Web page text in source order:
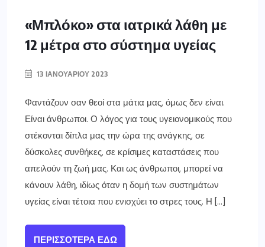
«Μπλόκο» στα ιατρικά λάθη με
12 μέτρα στο σύστημα υγείας
13 ΙΑΝΟΥΑΡΊΟΥ 2023
Φαντάζουν σαν θεοί στα μάτια μας, όμως δεν είναι.
Είναι άνθρωποι. Ο λόγος για τους υγειονομικούς που
στέκονται δίπλα μας την ώρα της ανάγκης, σε
δύσκολες συνθήκες, σε κρίσιμες καταστάσεις που
απειλούν τη ζωή μας. Και ως άνθρωποι, μπορεί να
κάνουν λάθη, ιδίως όταν η δομή των συστημάτων
υγείας είναι τέτοια που ενισχύει το στρες τους. Η […]
ΠΕΡΙΣΣΌΤΕΡΑ ΕΔΏ